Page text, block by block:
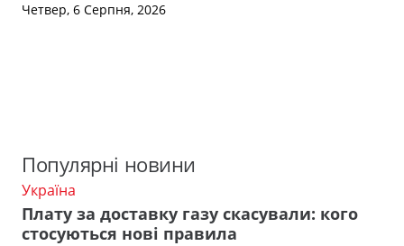
Четвер, 6 Серпня, 2026
Популярні новини
Україна
Плату за доставку газу скасували: кого
стосуються нові правила